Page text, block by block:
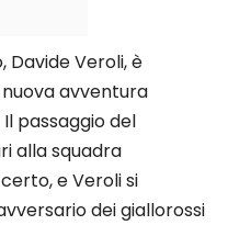
Davide Veroli, è
avventura
passaggio del
alla squadra
e Veroli si
dei giallorossi